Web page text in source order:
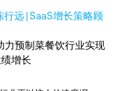
行远 | SaaS增长策略顾